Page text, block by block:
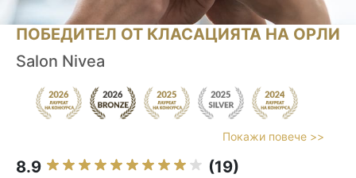
ПОБЕДИТЕЛ ОТ КЛАСАЦИЯТА НА ОРЛИ
Salon Nivea
Покажи повече >>
8.9 (19)